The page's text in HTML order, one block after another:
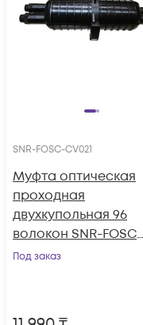
SNR-FOSC-CV021
Муфта оптическая
проходная
двухкупольная 96
волокон SNR-FOSC-
CV021
Под заказ